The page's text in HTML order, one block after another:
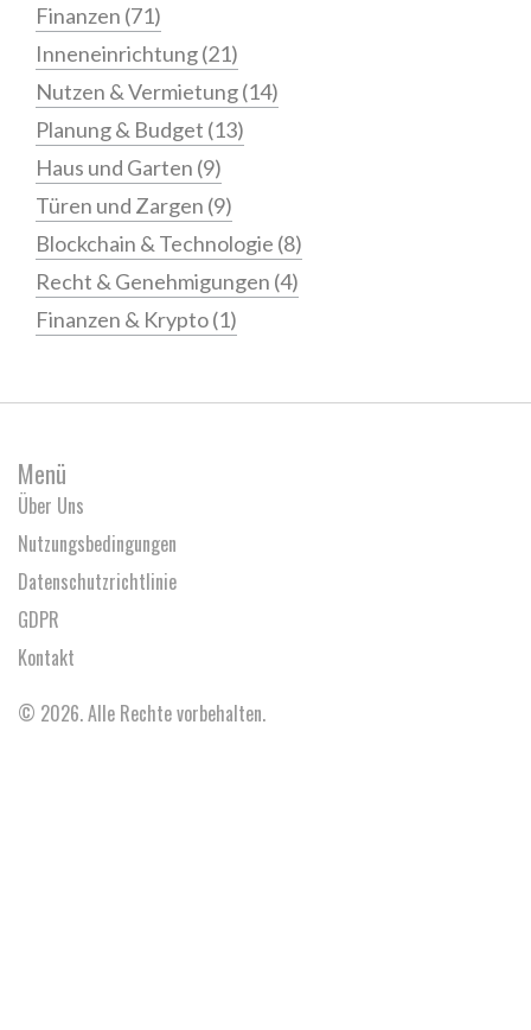
Finanzen (71)
Inneneinrichtung(21)
Nutzen & Vermietung(14)
Planung & Budget (13)
Haus und Garten (9)
Türen und Zargen (9)
Blockchain & Technologie (8)
Recht & Genehmigungen (4)
Finanzen & Krypto(1)
Menü
Über Uns
Nutzungsbedingungen
Datenschutzrichtlinie
GDPR
Kontakt
© 2026. Alle Rechte vorbehalten.